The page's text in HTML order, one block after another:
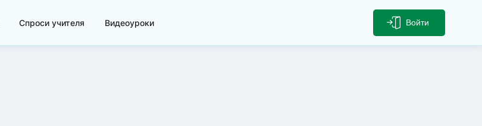
Спроси учителя Видеоуроки Войти